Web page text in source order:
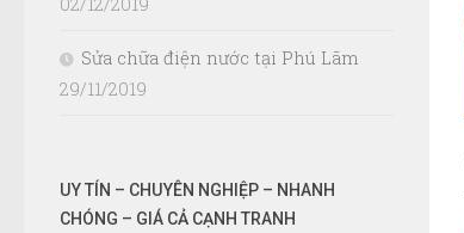
Sửa chữa điện nước tại Phú Lãm
29/11/2019
UY TÍN – CHUYÊN NGHIỆP – NHANH
CHÓNG – GIÁ CẢ CẠNH TRANH